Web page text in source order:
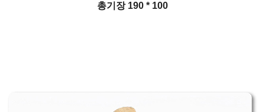
총기장 190 * 100